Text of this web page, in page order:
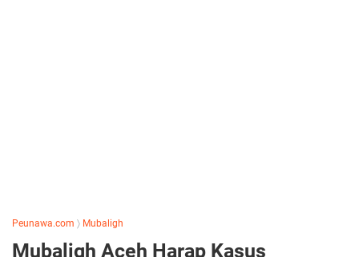
Peunawa.com 〉 Mubaligh
Mubaligh Aceh Harap Kasus